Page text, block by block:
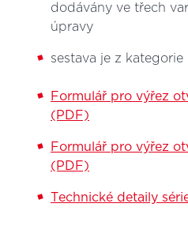
dodávány ve třech
úpravy
sestava je z kategorie
Formulář pro výřez
(PDF)
Formulář pro výřez
(PDF)
Technické detaily